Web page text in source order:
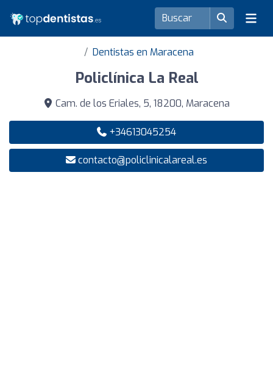
Dentistas en Maracena
Policlínica La Real
Cam. de los Eriales, 5, 18200, Maracena
+34613045254
contacto@policlinicalareal.es